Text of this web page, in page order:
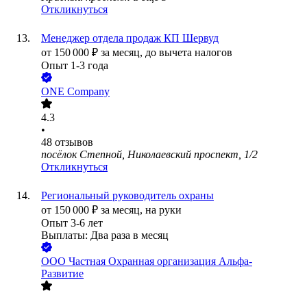
Откликнуться
Менеджер отдела продаж КП Шервуд
от 150 000 ₽ за месяц, до вычета налогов
Опыт 1-3 года
ONE Company
4.3
•
48 отзывов
посёлок Степной, Николаевский проспект, 1/2
Откликнуться
Региональный руководитель охраны
от 150 000 ₽ за месяц, на руки
Опыт 3-6 лет
Выплаты: Два раза в месяц
ООО Частная Охранная организация Альфа-
Развитие